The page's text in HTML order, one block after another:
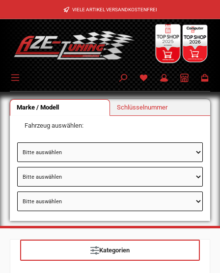
Zum Hauptinhalt springen VIELE ARTIKEL VERSANDKOSTENFREI
Marke / Modell Schlüsselnummer
Fahrzeug auswählen:
Kategorien